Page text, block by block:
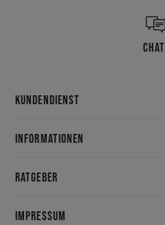
CHAT
KUNDENDIENST
INFORMATIONEN
RATGEBER
IMPRESSUM